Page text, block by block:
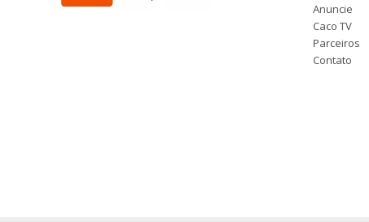
Anuncie
Caco TV
Parceiros
Contato